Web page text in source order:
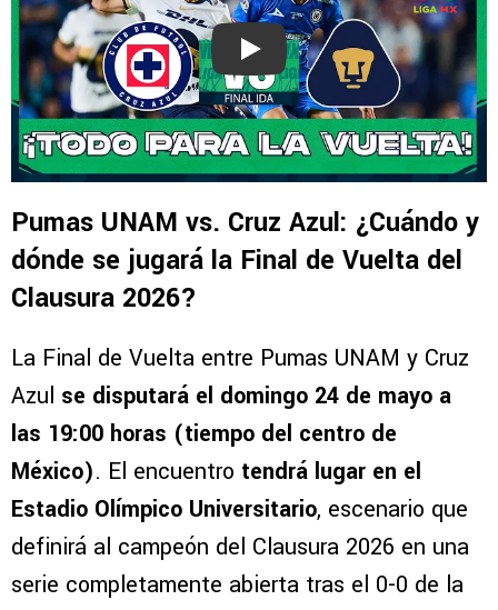
Play
Pumas UNAM vs. Cruz Azul: ¿Cuándo y
dónde se jugará la Final de Vuelta del
Clausura 2026?
La Final de Vuelta entre Pumas UNAM y Cruz
Azul se disputará el domingo 24 de mayo a
las 19:00 horas (tiempo del centro de
México). El encuentro tendrá lugar en el
Estadio Olímpico Universitario, escenario que
definirá al campeón del Clausura 2026 en una
serie completamente abierta tras el 0-0 de la